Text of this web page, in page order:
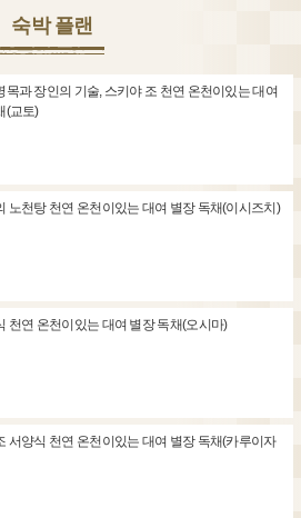
숙박 플랜
목과 장인의 기술, 스키야 조 천연 온천이있는 대여
(교토)
노천탕 천연 온천이있는 대여 별장 독채(이시즈치)
천연 온천이있는 대여 별장 독채(오시마)
서양식 천연 온천이있는 대여 별장 독채(카루이자